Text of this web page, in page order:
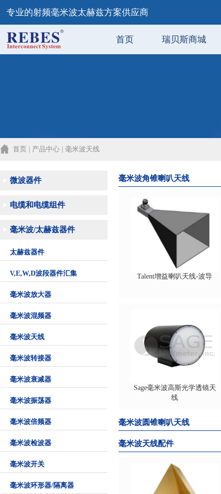
专业的射频毫米波太赫兹方案供应商
首页 瑞贝斯商城
首页 | 产品中心 | 毫米波天线
微波器件
电缆和电缆组件
毫米波/太赫兹器件
太赫兹器件
V,E,W,D波段器件汇集
毫米波放大器
毫米波混频器
毫米波天线
毫米波转接器
毫米波衰减器
毫米波振荡器
毫米波倍频器
毫米波检波器
毫米波开关
毫米波环形器/隔离器
毫米波角锥喇叭天线
Talent增益喇叭天线-波导
Sage毫米波高斯光学透镜天
线
毫米波圆锥喇叭天线
毫米波天线配件